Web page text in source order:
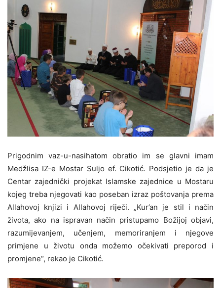
Prigodnim vaz-u-nasihatom obratio im se glavni imam
Medžlisa IZ-e Mostar Suljo ef. Cikotić. Podsjetio je da je
Centar zajednički projekat Islamske zajednice u Mostaru
kojeg treba njegovati kao poseban izraz poštovanja prema
Allahovoj knjizi i Allahovoj riječi. „Kur’an je stil i način
života, ako na ispravan način pristupamo Božijoj objavi,
razumijevanjem, učenjem, memoriranjem i njegove
primjene u životu onda možemo očekivati preporod i
promjene“, rekao je Cikotić.